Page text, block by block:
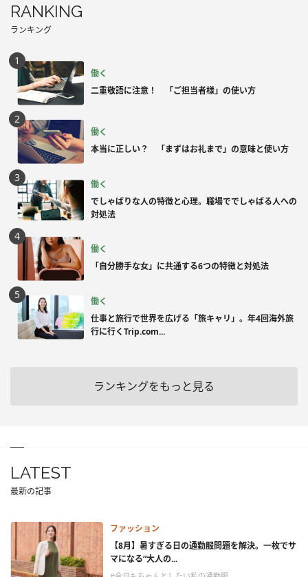
RANKING
ランキング
働く
二重敬語に注意！ 「ご担当者様」の使い方
働く
本当に正しい？ 「まずはお礼まで」の意味と使い方
働く
でしゃばりな人の特徴と心理。職場ででしゃばる人への
対処法
働く
「自分勝手な女」に共通する6つの特徴と対処法
働く
仕事と旅行で世界を広げる「旅キャリ」。年4回海外旅
行に行くTrip.com...
ランキングをもっと見る
LATEST
最新の記事
ファッション
【8月】暑すぎる日の通勤服問題を解決。一枚でサ
マになる“大人の...